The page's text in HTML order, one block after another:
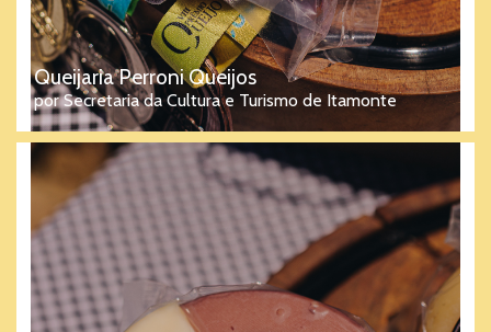
Queijaria Perroni Queijos
por Secretaria da Cultura e Turismo de Itamonte